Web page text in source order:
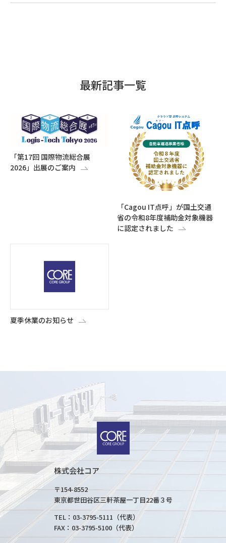
最新記事一覧
「第17回 国際物流総合展
2026」出展のご案内
「Cagou IT点呼」が国土交通
省の令和8年度補助金対象機器
に認定されました
夏季休業のお知らせ
株式会社コア
〒154-8552
東京都世田谷区三軒茶屋一丁目22番３号
TEL：03-3795-5111（代表）
FAX：03-3795-5100（代表）